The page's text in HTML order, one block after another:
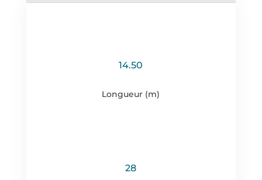
14.50
Longueur (m)
28